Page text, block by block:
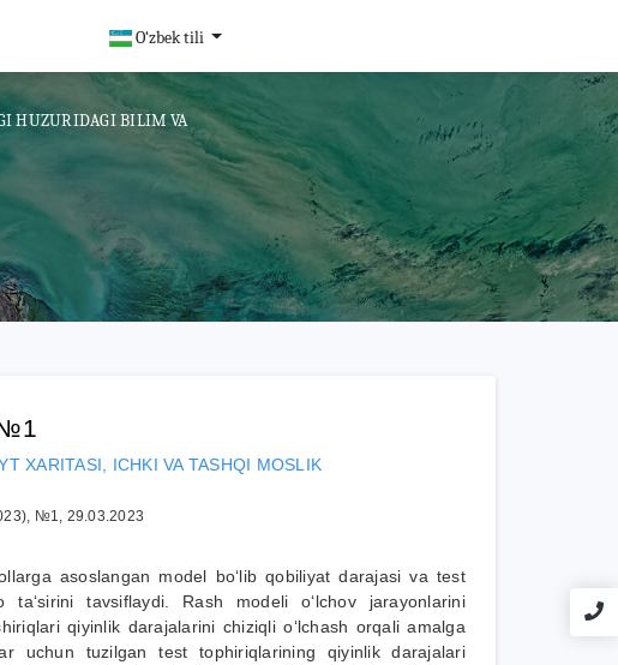
O‘zbek tili
HUZURIDAGI BILIM VA
XARITASI, ICHKI VA TASHQI MOSLIK
№1, 29.03.2023
asoslangan model bo‘lib qobiliyat darajasi va test
ta‘sirini tavsiflaydi. Rash modeli o‘lchov jarayonlarini
qiyinlik darajalarini chiziqli o‘lchash orqali amalga
uchun tuzilgan test tophiriqlarining qiyinlik darajalari